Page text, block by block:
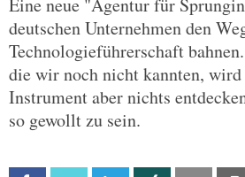
Eine neue "Agentur für
deutschen Unternehmen den
Technologieführerschaft
die wir noch nicht kannten,
Instrument aber nichts
so gewollt zu sein.